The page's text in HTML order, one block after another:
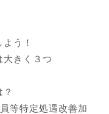
う！
大きく３つ
等特定処遇改善加